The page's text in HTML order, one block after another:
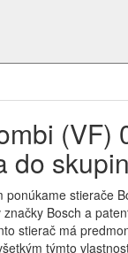
(VF)
stierače
Bosch a
stierač má
týmto